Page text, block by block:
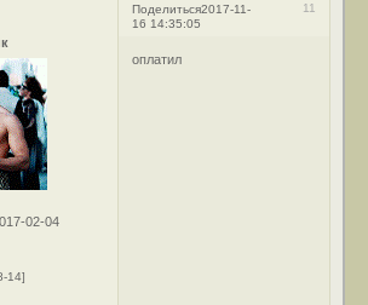
Поделиться 11
2017-11-
16 14:35:05
02-04
14]
оплатил